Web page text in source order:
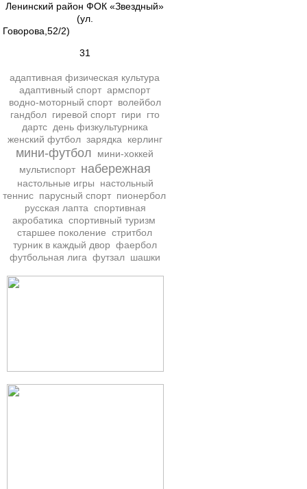
Ленинский район ФОК «Звездный»
(ул.
Говорова,52/2)
31
адаптивная физическая культура
адаптивный спорт армспорт
водно-моторный спорт волейбол
гандбол гиревой спорт гири
гто
дартс день физкультурника
женский футбол зарядка керлинг
мини-футбол
мини-хоккей
мультиспорт набережная
настольные игры
настольный
теннис парусный спорт пионербол
русская лапта спортивная
акробатика спортивный туризм
старшее поколение стритбол
турник в каждый двор фаербол
футбольная лига футзал шашки